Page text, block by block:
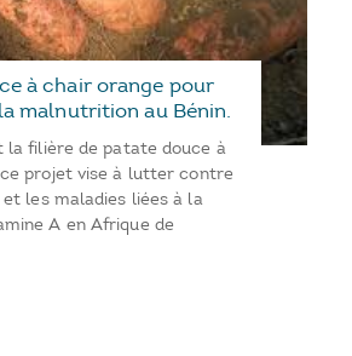
à chair orange pour
malnutrition au Bénin.
la filière de patate douce à
projet vise à lutter contre
les maladies liées à la
A en Afrique de